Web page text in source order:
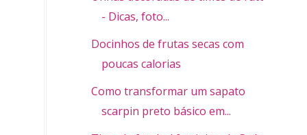
- Dicas, foto...
Docinhos de frutas secas com
poucas calorias
Como transformar um sapato
scarpin preto básico em...